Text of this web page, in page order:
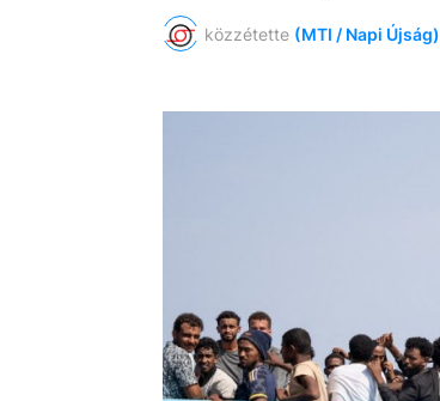
közzétette (MTI / Napi Újság)